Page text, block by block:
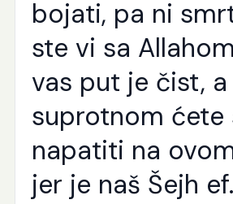
bojati, pa ni
ste vi sa
vas put je čist, a
suprotnom ćete
napatiti na
jer je naš Šejh